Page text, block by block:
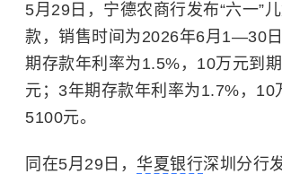
5月29日，宁德农商行发布“六一”
款，销售时间为2026年6月1—30
期存款年利率为1.5%，10万元到
元；3年期存款年利率为1.7%，10
5100元。
同在5月29日， 华夏银行深圳分行